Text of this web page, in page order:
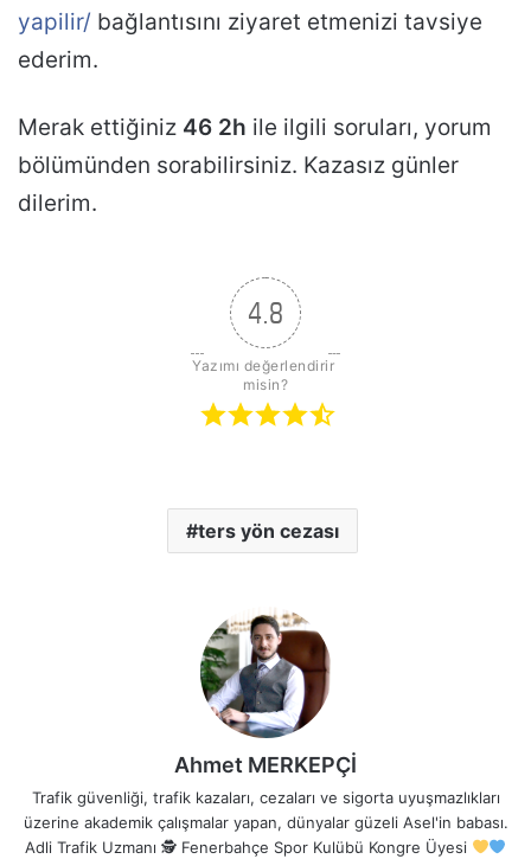
yapilir/ bağlantısını ziyaret etmenizi tavsiye
ederim.
Merak ettiğiniz 46 2h ile ilgili soruları, yorum
bölümünden sorabilirsiniz. Kazasız günler
dilerim.
4.8
Yazımı değerlendirir
misin?
ters yön cezası
Ahmet MERKEPÇİ
Trafik güvenliği, trafik kazaları, cezaları ve sigorta uyuşmazlıkları
üzerine akademik çalışmalar yapan, dünyalar güzeli Asel'in babası.
Adli Trafik Uzmanı 🕵Fenerbahçe Spor Kulübü Kongre Üyesi